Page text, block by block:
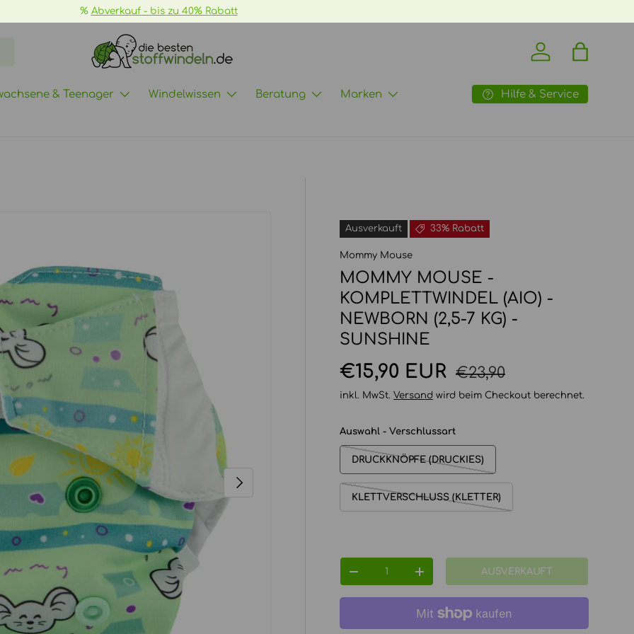
GRATIS Versand ab 70€ -> mehr Infos
Einloggen
& Teenager Windelwissen Beratung Marken Hilfe & Service
NÄCHSTE
Ausverkauft 33% Rabatt
Mommy Mouse
MOMMY MOUSE -
KOMPLETTWINDEL (AIO) -
NEWBORN (2,5-7 KG) -
SUNSHINE
Verkaufspreis
€15,90 EUR Normaler Preis
€23,90
inkl. MwSt. Versand wird beim Checkout berechnet.
Auswahl - Verschlussart
DRUCKKNÖPFE (DRUCKIES)
KLETTVERSCHLUSS (KLETTER)
MENGE VERRINGERNMENGE ERHÖHENAUSVERKAUFT